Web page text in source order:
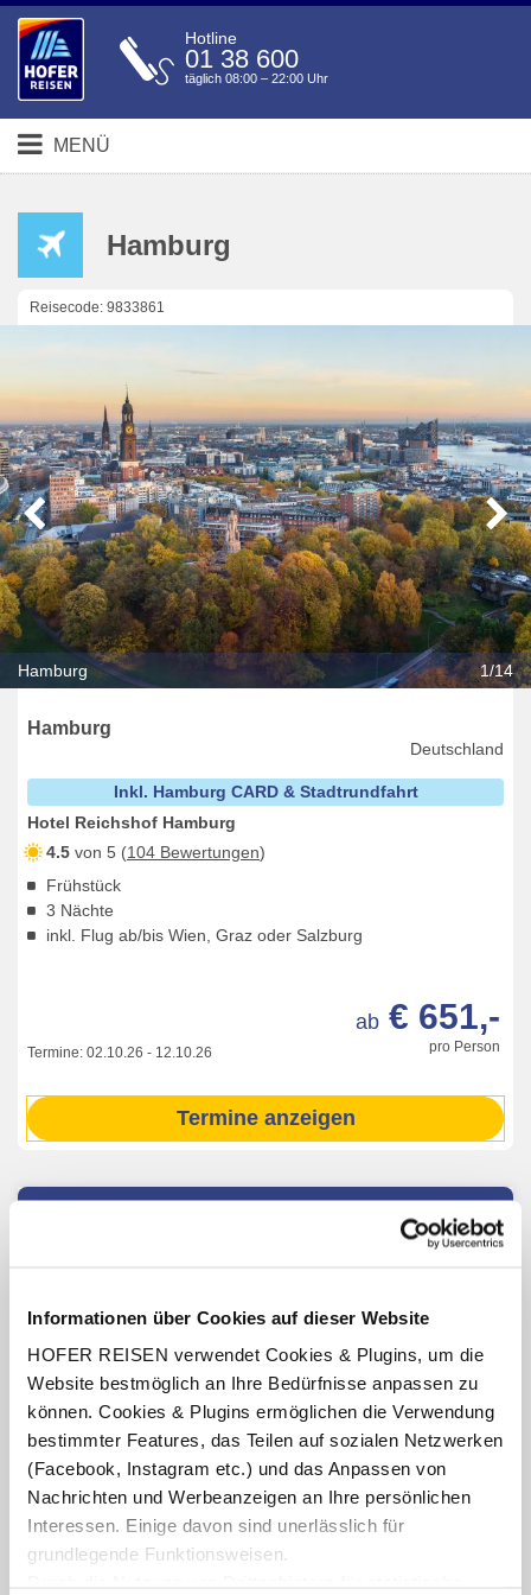
Informationen über Cookies auf dieser Website
HOFER REISEN verwendet Cookies & Plugins, um die
Website bestmöglich an Ihre Bedürfnisse anpassen zu
können. Cookies & Plugins ermöglichen die Verwendung
bestimmter Features, das Teilen auf sozialen Netzwerken
(Facebook, Instagram etc.) und das Anpassen von
Nachrichten und Werbeanzeigen an Ihre persönlichen
Interessen. Einige davon sind unerlässlich für
grundlegende Funktionsweisen.
Hotline
01 38 600
täglich 08:00 – 22:00 Uhr
MENÜ
Hamburg
Reisecode: 9833861
Hamburg 1/14
Hamburg
Deutschland
Inkl. Hamburg CARD & Stadtrundfahrt
Hotel Reichshof Hamburg
4.5 von 5 (104 Bewertungen)
Frühstück
3 Nächte
inkl. Flug ab/bis Wien, Graz oder Salzburg
Termine: 02.10.26 - 12.10.26 pro Person
ab € 651,-
Termine anzeigen
(Handgepäck: 40 x 30 x 25 cm, keine Trolleys, nur
Flughafentaxen und Sicherheitsgebühren
3 x Übernachtung im Hotel Reichshof Hamburg
Verpflegung: Frühstücksbuffet
Benutzung des hoteleigenen Fitnessraumes
(Öffnungszeiten lt. Aushang vor Ort oder online)
4-Tages-Hamburg CARD